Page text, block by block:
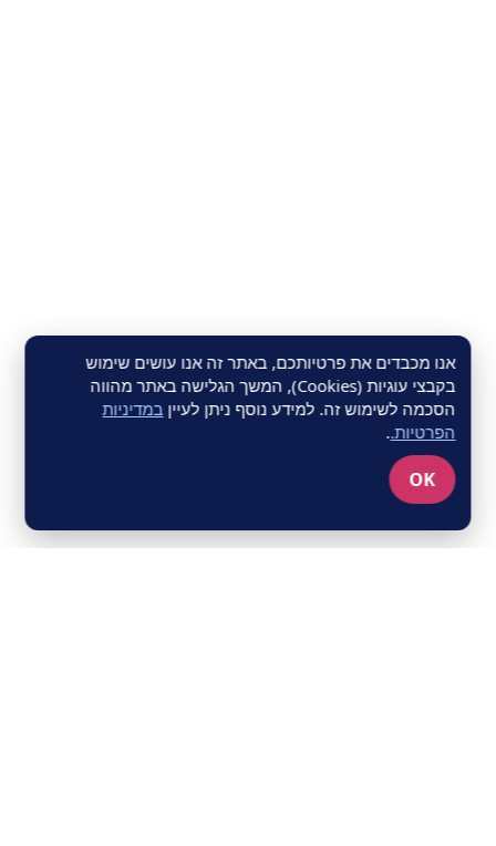
אנו מכבדים את פרטיותכם, באתר זה אנו עושים שימוש
בקבצי עוגיות (Cookies), המשך הגלישה באתר מהווה
הסכמה לשימוש זה. למידע נוסף ניתן לעייןבמדיניות
הפרטיות..
OK